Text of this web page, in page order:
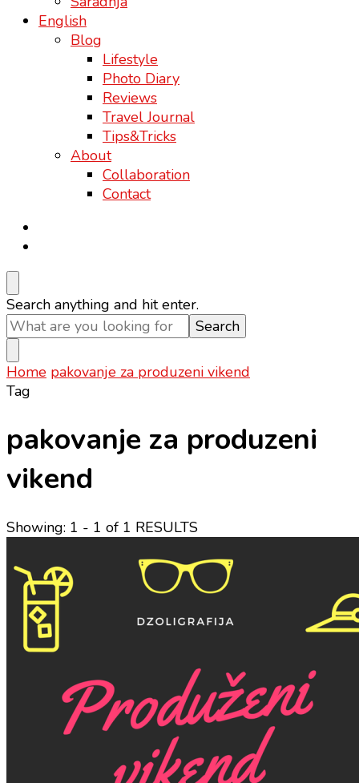
English
Blog
Lifestyle
Photo Diary
Reviews
Travel Journal
Tips&Tricks
About
Collaboration
Contact
Looking
for
Something?
Search anything and hit enter.
Home pakovanje za produzeni vikend
Tag
pakovanje za produzeni
vikend
Showing: 1 - 1 of 1 RESULTS